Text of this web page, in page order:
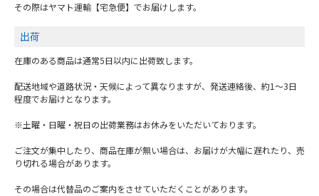
その際はヤマト運輸【宅急便】でお届けします。
出荷
在庫のある商品は通常5日以内に出荷致します。
配送地域や道路状況・天候によって異なりますが、発送連絡後、約1～3日
程度でお届けとなります。
※土曜・日曜・祝日の出荷業務はお休みをいただいております。
ご注文が集中したり、商品在庫が無い場合は、お届けが大幅に遅れたり、売
り切れる場合があります。
その場合は代替品のご案内をさせていただくことがあります。